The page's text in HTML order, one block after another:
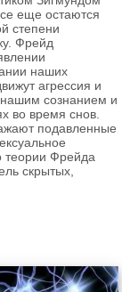
еще остаются
степени
Фрейд
наших
агрессия и
сознанием и
во время снов.
подавленные
теории Фрейда
скрытых,